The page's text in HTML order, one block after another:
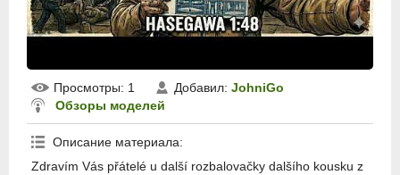
Просмотры: 1 Добавил: JohniGo
Обзоры моделей
Описание материала:
Zdravím Vás přátelé u další rozbalovačky dalšího kousku z